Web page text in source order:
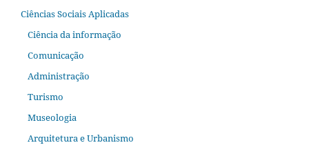
Ciências Sociais Aplicadas
Ciência da informação
Comunicação
Administração
Turismo
Museologia
Arquitetura e Urbanismo